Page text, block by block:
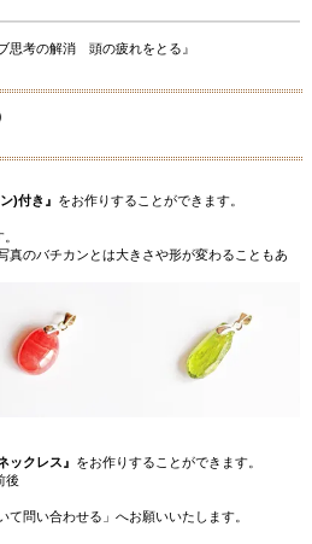
思考の解消 頭の疲れをとる』
)付き』 をお作りすることができます。
のバチカンとは大きさや形が変わることもあ
ックレス』 をお作りすることができます。
後
て問い合わせる」へお願いいたします。